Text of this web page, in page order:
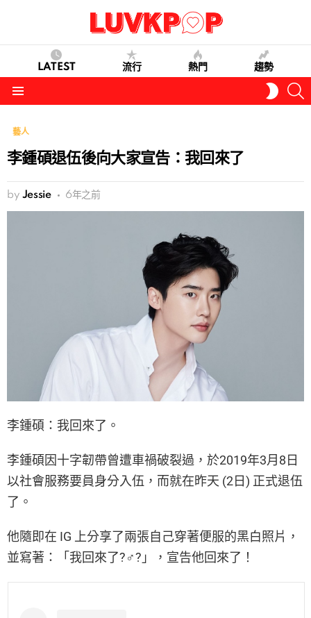
LATEST 流行 熱門 趨勢
SKIN
藝人
李鍾碩退伍後向大家宣告：我回來了
by Jessie 6年之前
李鍾碩：我回來了。
李鍾碩因十字韌帶曾遭車禍破裂過，於2019年3月8日
以社會服務要員身分入伍，而就在昨天 (2日) 正式退伍
了。
他隨即在 IG 上分享了兩張自己穿著便服的黑白照片，
並寫著：「我回來了?‍♂️?」，宣告他回來了！